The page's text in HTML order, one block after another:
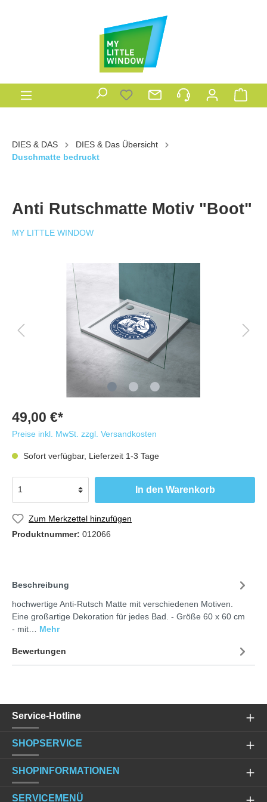
DIES & DAS
DIES & Das Übersicht
Duschmatte bedruckt
Anti Rutschmatte Motiv "Boot"
MY LITTLE WINDOW
49,00 €*
Preise inkl. MwSt. zzgl. Versandkosten
Sofort verfügbar, Lieferzeit 1-3 Tage
In den Warenkorb
Zum Merkzettel hinzufügen
Produktnummer: 012066
Beschreibung
hochwertige Anti-Rutsch Matte mit verschiedenen Motiven.
Eine großartige Dekoration für jedes Bad. - Größe 60 x 60 cm
- mit… Mehr
Bewertungen
Service-Hotline
SHOPSERVICE
SHOPINFORMATIONEN
SERVICEMENÜ